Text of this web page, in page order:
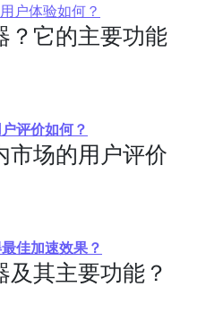
户体验如何？
？它的主要功能
评价如何？
市场的用户评价
佳加速效果？
其主要功能？